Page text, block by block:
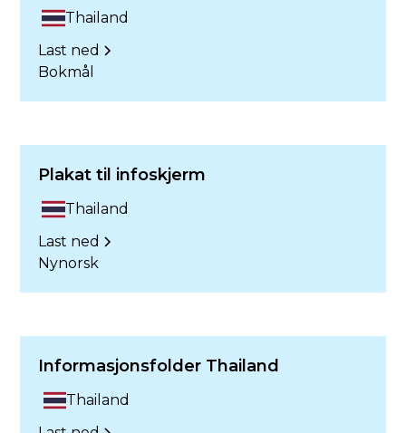
Thailand
Last ned
Bokmål
Plakat til infoskjerm
Thailand
Last ned
Nynorsk
Informasjonsfolder Thailand
Thailand